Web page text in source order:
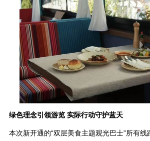
绿色理念引领游览 实际行动守护蓝天
本次新开通的“双层美食主题观光巴士”所有线